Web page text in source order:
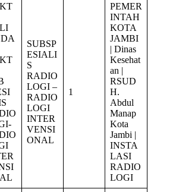
SUBSP
ESIALI
S
RADIO
LOGI –
RADIO
LOGI
INTER
VENSI
ONAL
1
PEMER
INTAH
KOTA
JAMBI
| Dinas
Kesehat
an |
RSUD
H.
Abdul
Manap
Kota
Jambi |
INSTA
LASI
RADIO
LOGI